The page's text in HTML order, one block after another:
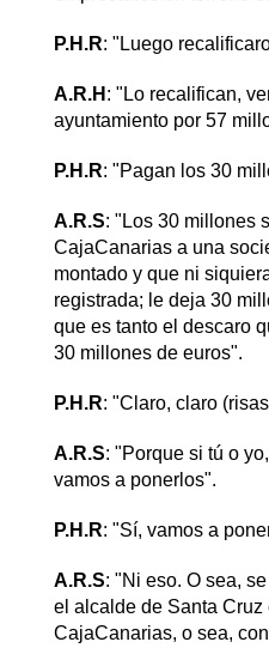
P.H.R: "Luego
A.R.H : "Lo recalifican,
ayuntamiento por 57
P.H.R: "Pagan los 30
A.R.S: "Los 30 millones
CajaCanarias a una
montado y que ni
registrada; le deja 30
que es tanto el descaro
30 millones de euros".
P.H.R: "Claro, claro
A.R.S: "Porque si tú o
vamos a ponerlos".
P.H.R: "Sí, vamos a
A.R.S: "Ni eso. O sea,
el alcalde de Santa Cruz
CajaCanarias, o sea,